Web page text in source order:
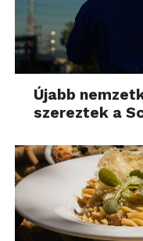
Újabb
szereztek a